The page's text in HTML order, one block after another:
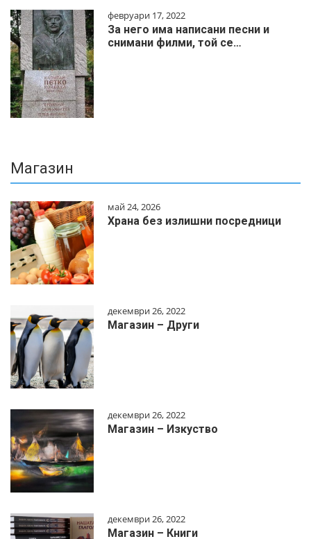
февруари 17, 2022
За него има написани песни и
снимани филми, той се…
Магазин
май 24, 2026
Храна без излишни посредници
декември 26, 2022
Магазин – Други
декември 26, 2022
Магазин – Изкуство
декември 26, 2022
Магазин – Книги